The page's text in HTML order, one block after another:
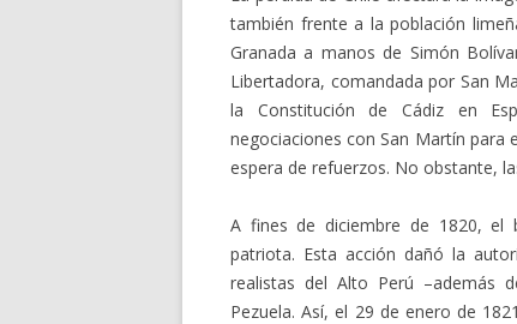
también frente a la población
Granada a manos de Simón
Libertadora, comandada por San
la Constitución de Cádiz en
negociaciones con San Martín para
espera de refuerzos. No obstante,
A fines de diciembre de 1820, el
patriota. Esta acción dañó la
realistas del Alto Perú –además
Pezuela. Así, el 29 de enero de